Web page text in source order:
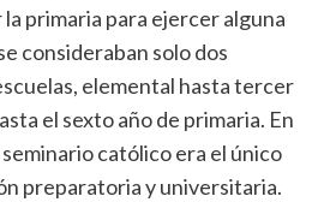
primaria para ejercer alguna
consideraban solo dos
elemental hasta tercer
el sexto año de primaria. En
católico era el único
preparatoria y universitaria.